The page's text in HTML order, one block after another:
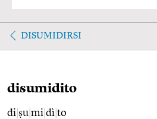
DISUMIDIRSI
disumidito
di ṣu mi dì to